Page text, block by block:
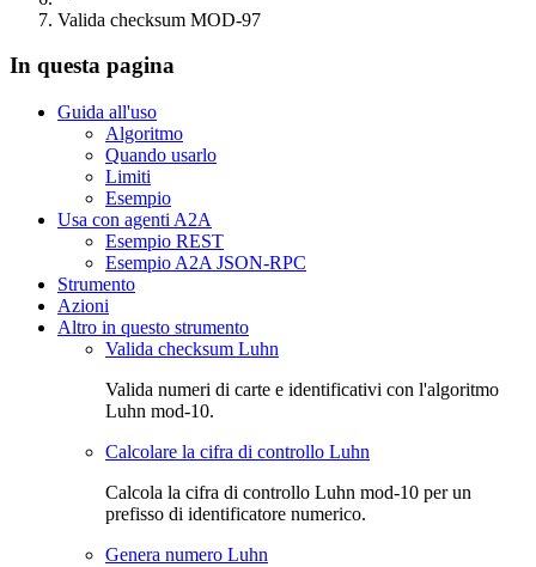
Valida checksum MOD-97
In questa pagina
Guida all'uso
Algoritmo
Quando usarlo
Limiti
Esempio
Usa con agenti A2A
Esempio REST
Esempio A2A JSON-RPC
Strumento
Azioni
Altro in questo strumento
Valida checksum Luhn
Valida numeri di carte e identificativi con l'algoritmo
Luhn mod-10.
Calcolare la cifra di controllo Luhn
Calcola la cifra di controllo Luhn mod-10 per un
prefisso di identificatore numerico.
Genera numero Luhn